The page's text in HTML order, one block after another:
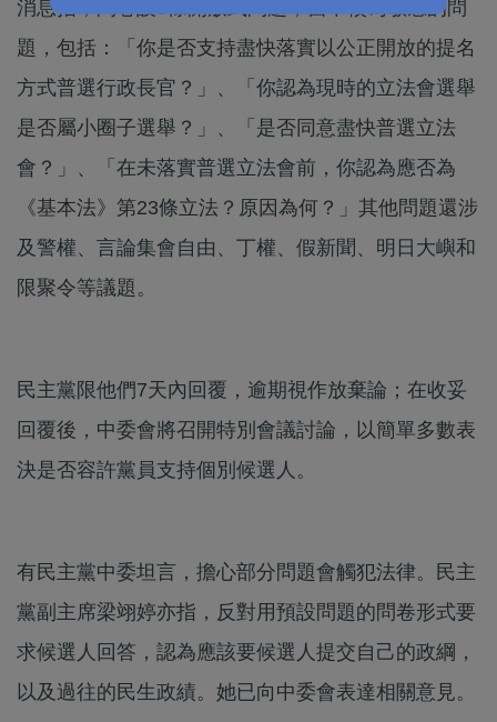
消息指，問卷設9條開放式問題，當中較為敏感的問
題，包括：「你是否支持盡快落實以公正開放的提名
方式普選行政長官？」、「你認為現時的立法會選舉
是否屬小圈子選舉？」、「是否同意盡快普選立法
會？」、「在未落實普選立法會前，你認為應否為
《基本法》第23條立法？原因為何？」其他問題還涉
及警權、言論集會自由、丁權、假新聞、明日大嶼和
限聚令等議題。
民主黨限他們7天內回覆，逾期視作放棄論；在收妥
回覆後，中委會將召開特別會議討論，以簡單多數表
決是否容許黨員支持個別候選人。
有民主黨中委坦言，擔心部分問題會觸犯法律。民主
黨副主席梁翊婷亦指，反對用預設問題的問卷形式要
求候選人回答，認為應該要候選人提交自己的政綱，
以及過往的民生政績。她已向中委會表達相關意見。